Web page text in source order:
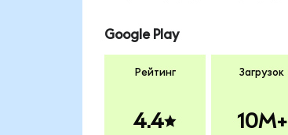
Google Play
Рейтинг
4.4
Загрузок
10M+